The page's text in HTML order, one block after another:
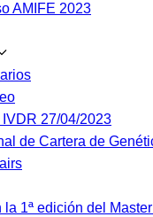
AMIFE 2023
27/04/2023
de Cartera de
1ª edición del